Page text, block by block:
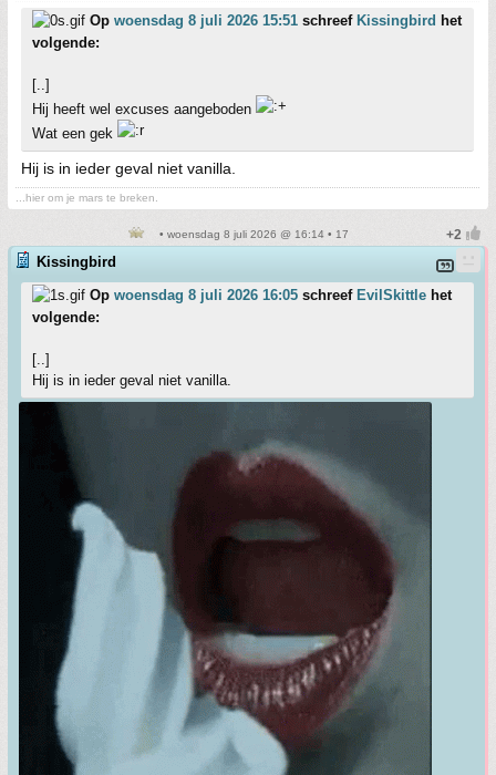
Op woensdag 8 juli 2026 15:51 schreef Kissingbird het
volgende:
[..]
Hij heeft wel excuses aangeboden
Wat een gek
Hij is in ieder geval niet vanilla.
...hier om je mars te breken.
• woensdag 8 juli 2026 @ 16:14 • 17
Kissingbird
Op woensdag 8 juli 2026 16:05 schreef EvilSkittle het
volgende:
[..]
Hij is in ieder geval niet vanilla.